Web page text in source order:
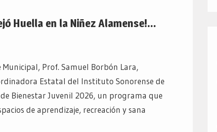
Huella en la Niñez Alamense!…
Prof. Samuel Borbón Lara,
Estatal del Instituto Sonorense de
Bienestar Juvenil 2026, un programa que
de aprendizaje, recreación y sana